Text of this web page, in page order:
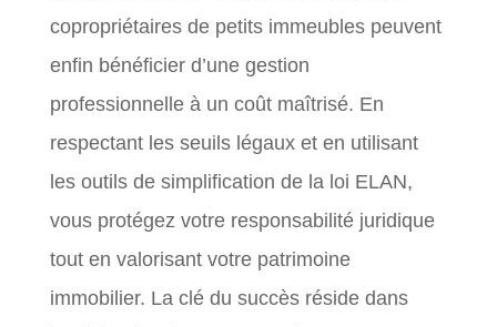
copropriétaires de petits immeubles peuvent
enfin bénéficier d’une gestion
professionnelle à un coût maîtrisé. En
respectant les seuils légaux et en utilisant
les outils de simplification de la loi ELAN,
vous protégez votre responsabilité juridique
tout en valorisant votre patrimoine
immobilier. La clé du succès réside dans